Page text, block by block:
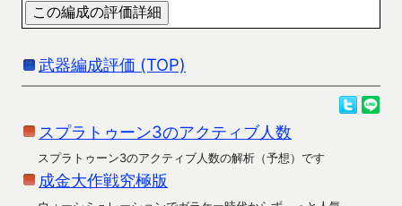
武器編成評価 (TOP)
スプラトゥーン3のアクティブ人数
スプラトゥーン3のアクティブ人数の解析（予想）です
成金大作戦究極版